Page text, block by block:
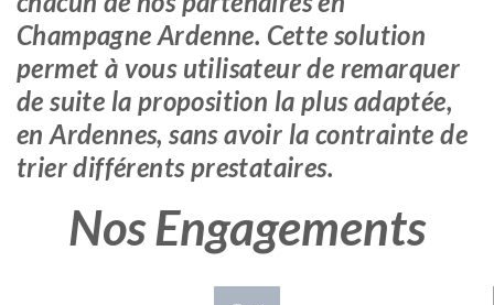
Champagne Ardenne. Cette solution
permet à vous utilisateur de remarquer
de suite la proposition la plus adaptée,
en Ardennes, sans avoir la contrainte de
trier différents prestataires.
Nos Engagements